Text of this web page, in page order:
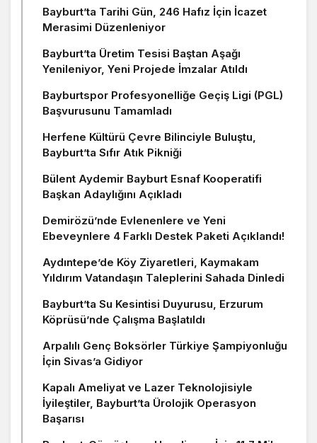
Bayburt’ta Tarihi Gün, 246 Hafız İçin İcazet
Merasimi Düzenleniyor
Bayburt’ta Üretim Tesisi Baştan Aşağı
Yenileniyor, Yeni Projede İmzalar Atıldı
Bayburtspor Profesyonelliğe Geçiş Ligi (PGL)
Başvurusunu Tamamladı
Herfene Kültürü Çevre Bilinciyle Buluştu,
Bayburt’ta Sıfır Atık Pikniği
Bülent Aydemir Bayburt Esnaf Kooperatifi
Başkan Adaylığını Açıkladı
Demirözü’nde Evlenenlere ve Yeni
Ebeveynlere 4 Farklı Destek Paketi Açıklandı!
Aydıntepe’de Köy Ziyaretleri, Kaymakam
Yıldırım Vatandaşın Taleplerini Sahada Dinledi
Bayburt’ta Su Kesintisi Duyurusu, Erzurum
Köprüsü’nde Çalışma Başlatıldı
Arpalılı Genç Boksörler Türkiye Şampiyonluğu
İçin Sivas’a Gidiyor
Kapalı Ameliyat ve Lazer Teknolojisiyle
İyileştiler, Bayburt’ta Ürolojik Operasyon
Başarısı